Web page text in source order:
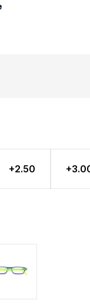
+2.50